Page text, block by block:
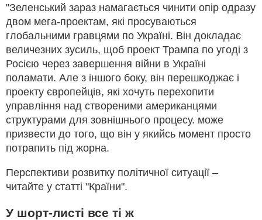
"Зеленський зараз намагається чинити опір одразу
двом мега-проектам, які просуваються
глобальними гравцями по Україні. Він докладає
величезних зусиль, щоб проект Трампа по угоді з
Росією через завершення війни в Україні
поламати. Але з іншого боку, він перешкоджає і
проекту європейців, які хочуть перехопити
управління над створеними американцями
структурами для зовнішнього процесу. може
призвести до того, що він у якийсь момент просто
потрапить під жорна.
Перспективи розвитку політичної ситуації –
читайте у статті "Країни".
У шорт-листі все ті ж